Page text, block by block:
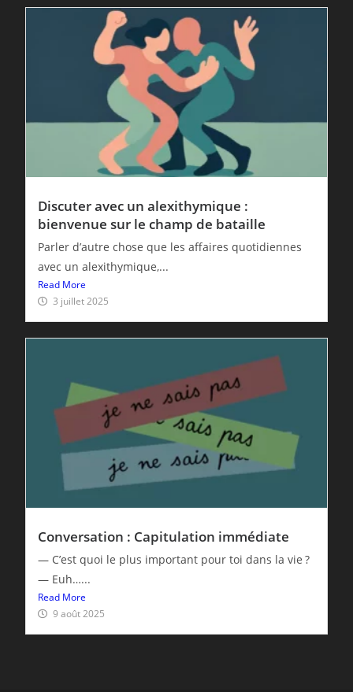
Discuter avec un alexithymique :
bienvenue sur le champ de bataille
Parler d’autre chose que les affaires quotidiennes
avec un alexithymique,...
Read More
3 juillet 2025
Conversation : Capitulation immédiate
— C’est quoi le plus important pour toi dans la vie ?
— Euh…...
Read More
9 août 2025